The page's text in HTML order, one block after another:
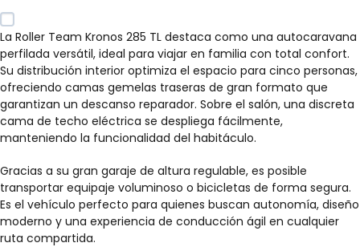
La Roller Team Kronos 285 TL destaca como una autocaravana
perfilada versátil, ideal para viajar en familia con total confort.
Su distribución interior optimiza el espacio para cinco personas,
ofreciendo camas gemelas traseras de gran formato que
garantizan un descanso reparador. Sobre el salón, una discreta
cama de techo eléctrica se despliega fácilmente,
manteniendo la funcionalidad del habitáculo.
Gracias a su gran garaje de altura regulable, es posible
transportar equipaje voluminoso o bicicletas de forma segura.
Es el vehículo perfecto para quienes buscan autonomía, diseño
moderno y una experiencia de conducción ágil en cualquier
ruta compartida.